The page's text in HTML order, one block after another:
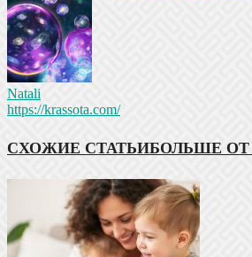
Natali
https://krassota.com/
СХОЖИЕ СТАТЬИБОЛЬШЕ ОТ